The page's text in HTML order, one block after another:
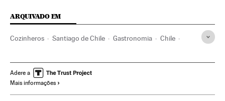
ARQUIVADO EM
Cozinheros Santiago de Chile Gastronomia Chile
Cultura Sociedade
Adere a
Mais informações